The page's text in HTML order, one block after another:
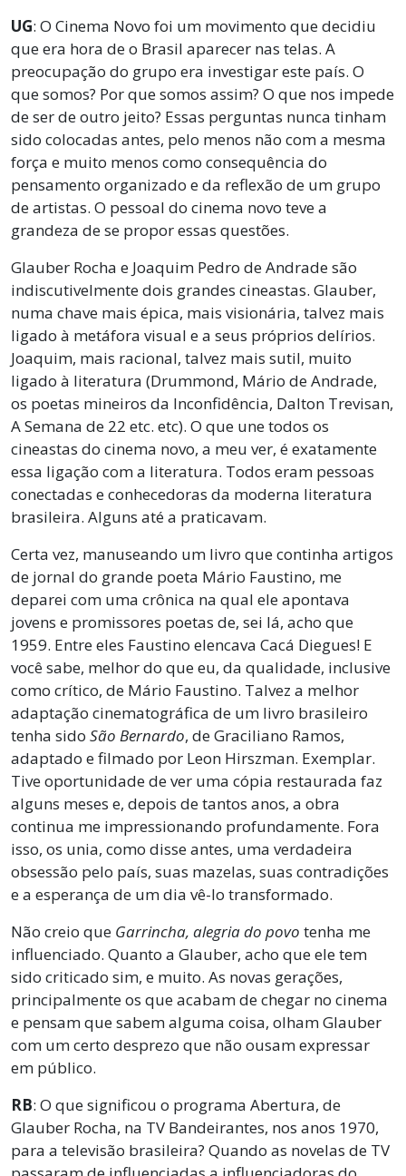
UG: O Cinema Novo foi um movimento que decidiu
que era hora de o Brasil aparecer nas telas. A
preocupação do grupo era investigar este país. O
que somos? Por que somos assim? O que nos impede
de ser de outro jeito? Essas perguntas nunca tinham
sido colocadas antes, pelo menos não com a mesma
força e muito menos como consequência do
pensamento organizado e da reflexão de um grupo
de artistas. O pessoal do cinema novo teve a
grandeza de se propor essas questões.
Glauber Rocha e Joaquim Pedro de Andrade são
indiscutivelmente dois grandes cineastas. Glauber,
numa chave mais épica, mais visionária, talvez mais
ligado à metáfora visual e a seus próprios delírios.
Joaquim, mais racional, talvez mais sutil, muito
ligado à literatura (Drummond, Mário de Andrade,
os poetas mineiros da Inconfidência, Dalton Trevisan,
A Semana de 22 etc. etc). O que une todos os
cineastas do cinema novo, a meu ver, é exatamente
essa ligação com a literatura. Todos eram pessoas
conectadas e conhecedoras da moderna literatura
brasileira. Alguns até a praticavam.
Certa vez, manuseando um livro que continha artigos
de jornal do grande poeta Mário Faustino, me
deparei com uma crônica na qual ele apontava
jovens e promissores poetas de, sei lá, acho que
1959. Entre eles Faustino elencava Cacá Diegues! E
você sabe, melhor do que eu, da qualidade, inclusive
como crítico, de Mário Faustino. Talvez a melhor
adaptação cinematográfica de um livro brasileiro
tenha sido São Bernardo, de Graciliano Ramos,
adaptado e filmado por Leon Hirszman. Exemplar.
Tive oportunidade de ver uma cópia restaurada faz
alguns meses e, depois de tantos anos, a obra
continua me impressionando profundamente. Fora
isso, os unia, como disse antes, uma verdadeira
obsessão pelo país, suas mazelas, suas contradições
e a esperança de um dia vê-lo transformado.
Não creio que Garrincha, alegria do povo tenha me
influenciado. Quanto a Glauber, acho que ele tem
sido criticado sim, e muito. As novas gerações,
principalmente os que acabam de chegar no cinema
e pensam que sabem alguma coisa, olham Glauber
com um certo desprezo que não ousam expressar
em público.
RB: O que significou o programa Abertura, de
Glauber Rocha, na TV Bandeirantes, nos anos 1970,
para a televisão brasileira? Quando as novelas de TV